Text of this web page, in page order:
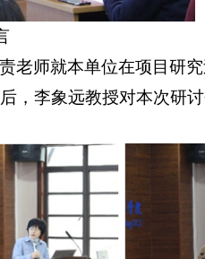
老师就本单位在项目研
，李象远教授对本次研